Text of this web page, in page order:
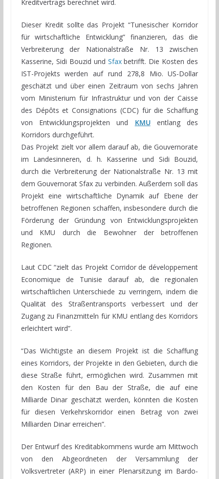
Kreditvertrags berechnet wird.
Dieser Kredit sollte das Projekt “Tunesischer Korridor
für wirtschaftliche Entwicklung” finanzieren, das die
Verbreiterung der Nationalstraße Nr. 13 zwischen
Kasserine, Sidi Bouzid und Sfaxbetrifft. Die Kosten des
IST-Projekts werden auf rund 278,8 Mio. US-Dollar
geschätzt und über einen Zeitraum von sechs Jahren
vom Ministerium für Infrastruktur und von der Caisse
des Dépôts et Consignations (CDC) für die Schaffung
von Entwicklungsprojekten und KMUentlang des
Korridors durchgeführt.
Das Projekt zielt vor allem darauf ab, die Gouvernorate
im Landesinneren, d. h. Kasserine und Sidi Bouzid,
durch die Verbreiterung der Nationalstraße Nr. 13 mit
dem Gouvernorat Sfax zu verbinden. Außerdem soll das
Projekt eine wirtschaftliche Dynamik auf Ebene der
betroffenen Regionen schaffen, insbesondere durch die
Förderung der Gründung von Entwicklungsprojekten
und KMU durch die Bewohner der betroffenen
Regionen.
Laut CDC “zielt das Projekt Corridor de développement
Economique de Tunisie darauf ab, die regionalen
wirtschaftlichen Unterschiede zu verringern, indem die
Qualität des Straßentransports verbessert und der
Zugang zu Finanzmitteln für KMU entlang des Korridors
erleichtert wird”.
“Das Wichtigste an diesem Projekt ist die Schaffung
eines Korridors, der Projekte in den Gebieten, durch die
diese Straße führt, ermöglichen wird. Zusammen mit
den Kosten für den Bau der Straße, die auf eine
Milliarde Dinar geschätzt werden, könnten die Kosten
für diesen Verkehrskorridor einen Betrag von zwei
Milliarden Dinar erreichen”.
Der Entwurf des Kreditabkommens wurde am Mittwoch
von den Abgeordneten der Versammlung der
Volksvertreter (ARP) in einer Plenarsitzung im Bardo-